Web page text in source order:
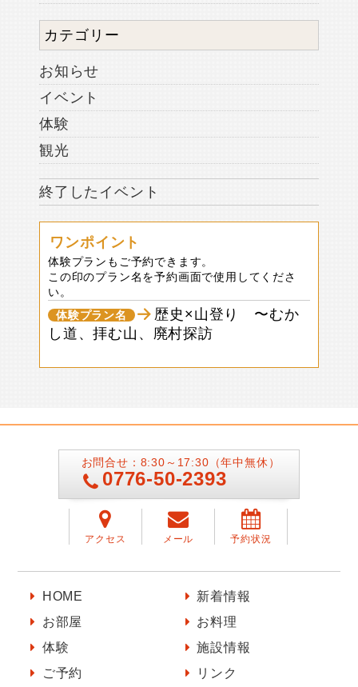
カテゴリー
お知らせ
イベント
体験
観光
終了したイベント
ワンポイント
体験プランもご予約できます。
この印のプラン名を予約画面で使用してくださ
い。
体験プラン名
歴史×山登り 〜むか
し道、拝む山、廃村探訪
お問合せ：8:30～17:30（年中無休）
0776-50-2393
アクセス メール 予約状況
HOME
新着情報
お部屋
お料理
体験
施設情報
ご予約
リンク